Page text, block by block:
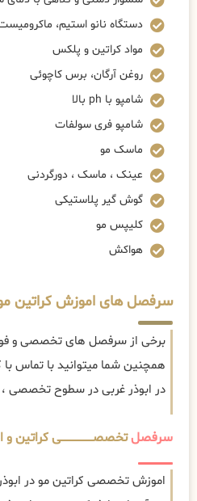
دستگاه نانو استیم،
مواد کراتین و پلکس
روغن آرگان، برس کاچوئی
شامپو با ph بالا
شامپو فری سولفات
ماسک مو
عینک ، ماسک ، دورگردنی
گوش گیر پلاستیکی
کلیپس مو
هواکش
سرفصل های اموزش کراتین مو
برخی از سرفصل های تخصصی و
همچنین شما میتوانید با تماس با
در ابوذر غربی در سطوح تخصصی ،
سرفصلتخصصــــــــــــــــــــی
اموزش تخصصی کراتین مو در